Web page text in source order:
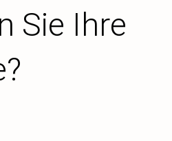
Sie Ihre